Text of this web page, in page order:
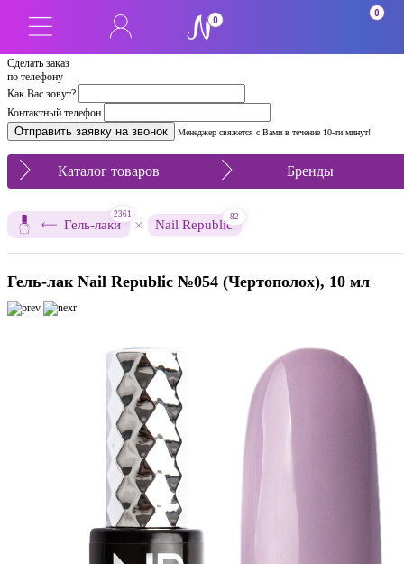
Сделать заказ
по телефону
Как Вас зовут?
Контактный телефон
Менеджер свяжется с Вами в течение 10-ти минут!
0
0
Каталог товаров Бренды
Гель-лаки
2361
× Nail Republic
82
Гель-лак Nail Republic №054 (Чертополох), 10 мл